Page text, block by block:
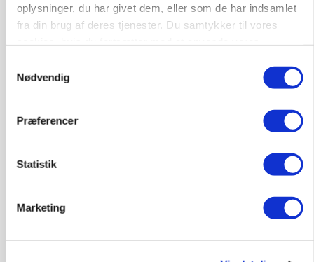
oplysninger, du har givet dem, eller som de har indsamlet
fra din brug af deres tjenester. Du samtykker til vores
Nødvendig
Præferencer
Statistik
Marketing
Fugleinfluenza: Udvikling vækker bekymring hos
europæiske husdyrbrugere